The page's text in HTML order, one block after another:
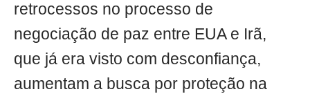
retrocessos no processo de
negociação de paz entre EUA e Irã,
que já era visto com desconfiança,
aumentam a busca por proteção na